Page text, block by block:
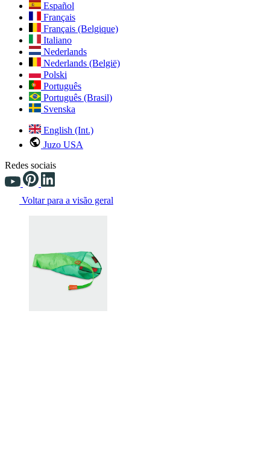
Español
Français
Français (Belgique)
Italiano
Nederlands
Nederlands (België)
Polski
Português
Português (Brasil)
Svenska
English (Int.)
Juzo USA
Redes sociais
Voltar para a visão geral